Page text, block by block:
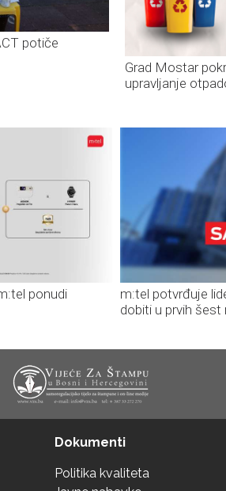
potiče
Grad Mostar
upravljanje
ponudi
m:tel potvrđuje
dobiti u prvih šest
Dokumenti
Politika kvaliteta